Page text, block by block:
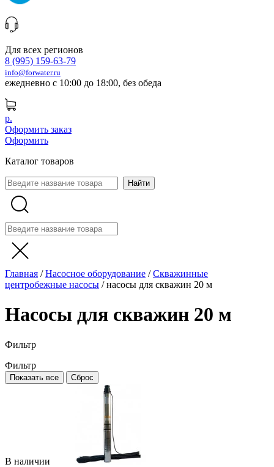
Для всех регионов
8 (995) 159-63-79
info@forwater.ru
ежедневно с 10:00 до 18:00, без обеда
р.
Оформить заказ
Оформить
Каталог товаров
Главная /Насосное оборудование /Скважинные
центробежные насосы /насосы для скважин 20 м
Насосы для скважин 20 м
Фильтр
Фильтр
Показать все Сброс
В наличии